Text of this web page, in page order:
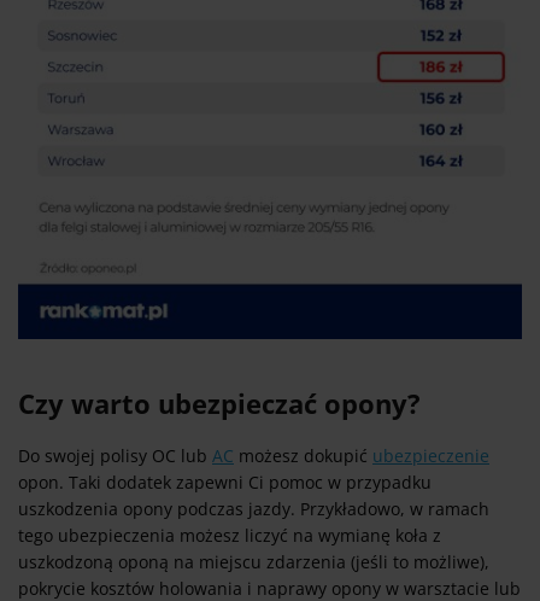
Czy warto ubezpieczać opony?
Do swojej polisy OC lub AC możesz dokupić ubezpieczenie
opon. Taki dodatek zapewni Ci pomoc w przypadku
uszkodzenia opony podczas jazdy. Przykładowo, w ramach
tego ubezpieczenia możesz liczyć na wymianę koła z
uszkodzoną oponą na miejscu zdarzenia (jeśli to możliwe),
pokrycie kosztów holowania i naprawy opony w warsztacie lub